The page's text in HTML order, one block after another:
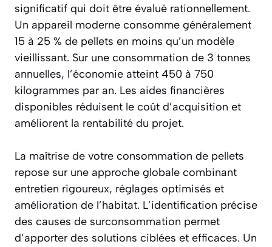
significatif qui doit être évalué rationnellement.
Un appareil moderne consomme généralement
15 à 25 % de pellets en moins qu’un modèle
vieillissant. Sur une consommation de 3 tonnes
annuelles, l’économie atteint 450 à 750
kilogrammes par an. Les aides financières
disponibles réduisent le coût d’acquisition et
améliorent la rentabilité du projet.
La maîtrise de votre consommation de pellets
repose sur une approche globale combinant
entretien rigoureux, réglages optimisés et
amélioration de l’habitat. L’identification précise
des causes de surconsommation permet
d’apporter des solutions ciblées et efficaces. Un